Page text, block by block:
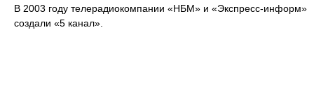
В 2003 году телерадиокомпании «НБМ» и «Экспресс-информ»
создали «5 канал».